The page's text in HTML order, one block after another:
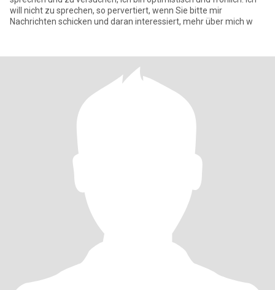
will nicht zu sprechen, so pervertiert, wenn Sie bitte mir
Nachrichten schicken und daran interessiert, mehr über mich w